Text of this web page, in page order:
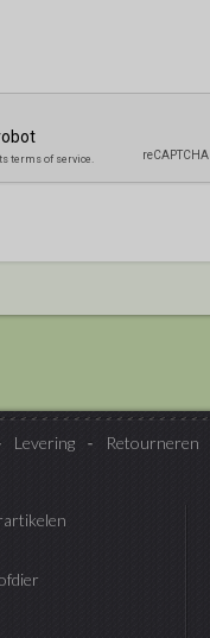
Levering Retourneren